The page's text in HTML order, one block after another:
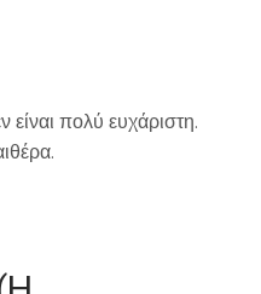
είναι πολύ ευχάριστη.